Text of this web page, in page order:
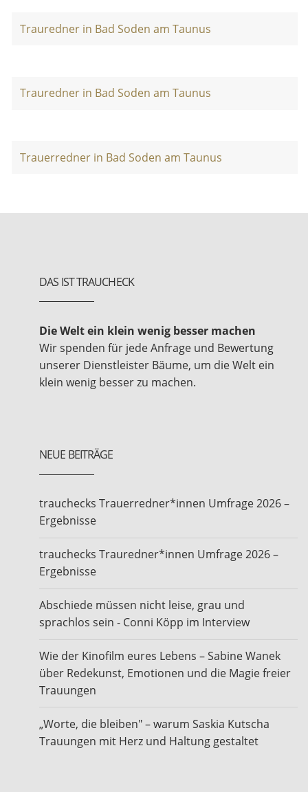
Trauredner in Bad Soden am Taunus
Trauredner in Bad Soden am Taunus
Trauerredner in Bad Soden am Taunus
DAS IST TRAUCHECK
Die Welt ein klein wenig besser machen
Wir spenden für jede Anfrage und Bewertung
unserer Dienstleister Bäume, um die Welt ein
klein wenig besser zu machen.
NEUE BEITRÄGE
trauchecks Trauerredner*innen Umfrage 2026 –
Ergebnisse
trauchecks Trauredner*innen Umfrage 2026 –
Ergebnisse
Abschiede müssen nicht leise, grau und
sprachlos sein - Conni Köpp im Interview
Wie der Kinofilm eures Lebens – Sabine Wanek
über Redekunst, Emotionen und die Magie freier
Trauungen
„Worte, die bleiben" – warum Saskia Kutscha
Trauungen mit Herz und Haltung gestaltet